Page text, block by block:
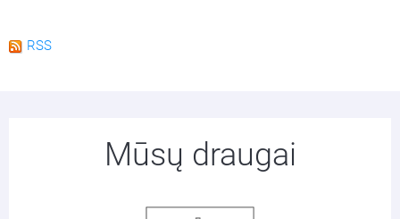
RSS
Mūsų draugai